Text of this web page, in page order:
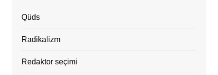
Qüds
Radikalizm
Redaktor seçimi